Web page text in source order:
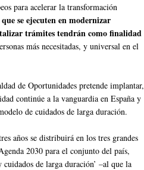
para acelerar la transformación
se ejecuten en modernizar
trámites tendrán como finalidad
más necesitadas, y universal en el
de Oportunidades pretende implantar,
continúe a la vanguardia en España y
de cuidados de larga duración.
años se distribuirá en los tres grandes
2030 para el conjunto del país,
de larga duración’ –al que la